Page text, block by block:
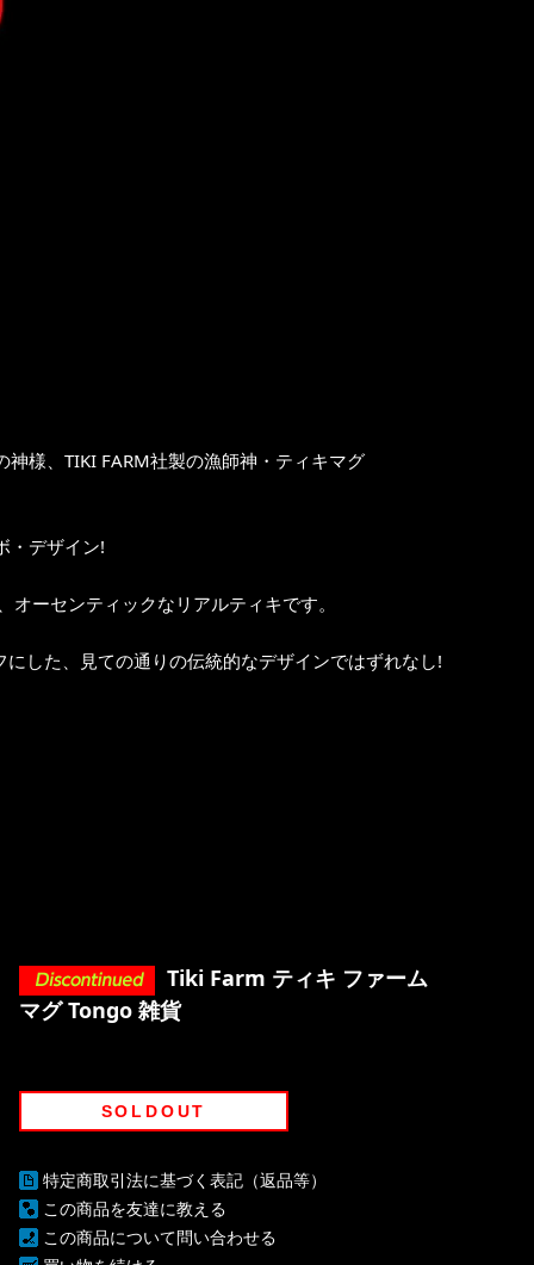
様、TIKI FARM社製の漁師神・ティキマグ
・デザイン!
ーセンティックなリアルティキです。
した、見ての通りの伝統的なデザインではずれなし!
Tiki Farm ティキ ファーム
マグ Tongo 雑貨
SOLDOUT
特定商取引法に基づく表記（返品等）
この商品を友達に教える
この商品について問い合わせる